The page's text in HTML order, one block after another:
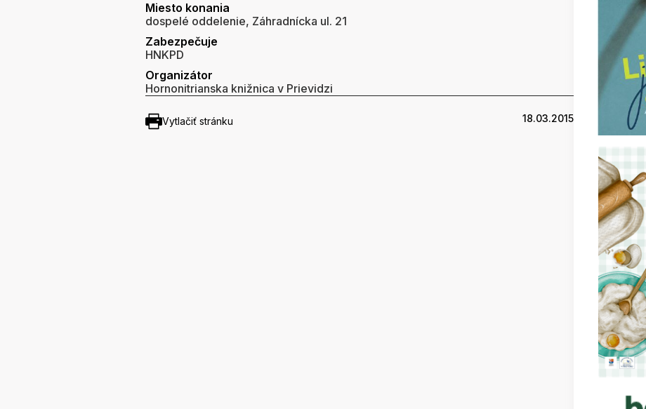
Miesto konania
dospelé oddelenie, Záhradnícka ul. 21
Zabezpečuje
HNKPD
Organizátor
Hornonitrianska knižnica v Prievidzi
Vytlačiť stránku 18.03.2015